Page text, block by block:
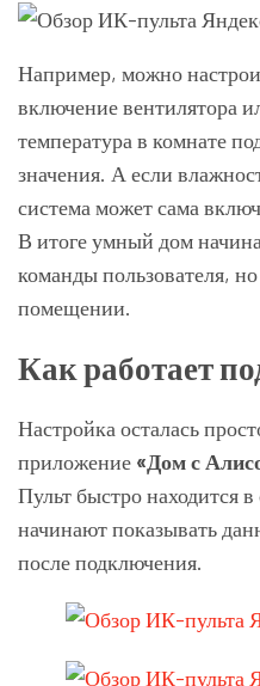
Например, можно
включение вентилятора
температура в комнате
значения. А если
система может сама
В итоге умный дом
команды пользователя,
помещении.
Как работает
Настройка осталась
приложение «Дом с
Пульт быстро находится
начинают показывать
после подключения.